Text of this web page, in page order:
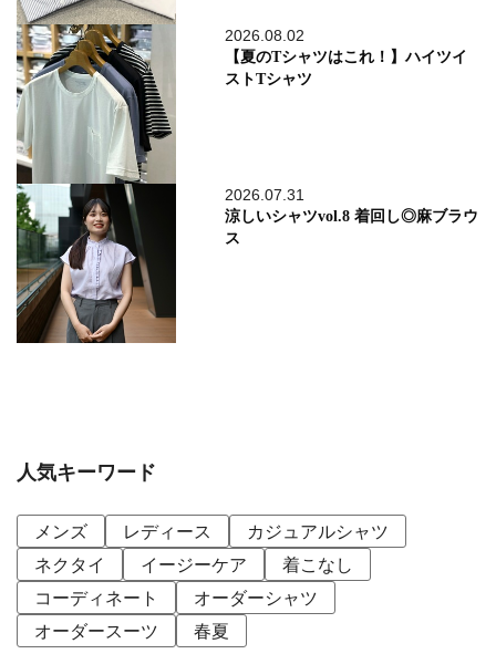
2026.08.02
【夏のTシャツはこれ！】ハイツイ
ストTシャツ
2026.07.31
涼しいシャツvol.8 着回し◎麻ブラウ
ス
人気キーワード
メンズ レディース
カジュアルシャツ
ネクタイ
イージーケア
着こなし
コーディネート
オーダーシャツ
オーダースーツ
春夏